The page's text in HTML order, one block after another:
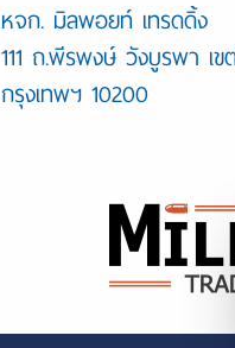
หจก. มิลพอยท์ เทรดดิ้ง
111 ถ.พีรพงษ์ วังบูรพา เ
กรุงเทพฯ 10200